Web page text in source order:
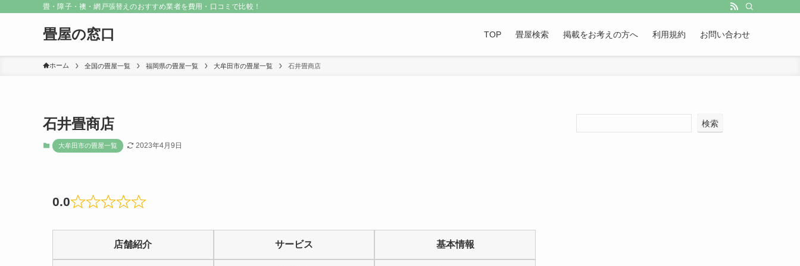
畳・障子・襖・網戸張替えのおすすめ業者を費用・口コミで比較！
畳屋の窓口 TOP 畳屋検索 掲載をお考えの方へ 利用規約 お問い合わせ
ホーム 全国の畳屋一覧 福岡県の畳屋一覧 大牟田市の畳屋一覧 石井畳商店
石井畳商店
大牟田市の畳屋一覧 2023年4月9日
0.0
Rated
0
out
店舗紹介 サービス 基本情報
検索